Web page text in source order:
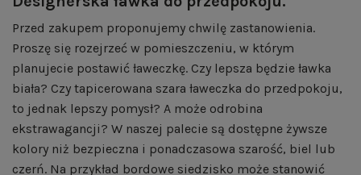
Przed zakupem proponujemy chwilę zastanowienia.
Proszę się rozejrzeć w pomieszczeniu, w którym
planujecie postawić ławeczkę. Czy lepsza będzie ławka
biała? Czy tapicerowana szara ławeczka do przedpokoju,
to jednak lepszy pomysł? A może odrobina
ekstrawagancji? W naszej palecie są dostępne żywsze
kolory niż bezpieczna i ponadczasowa szarość, biel lub
czerń. Na przykład bordowe siedzisko może stanowić